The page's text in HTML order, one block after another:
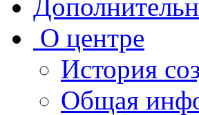
О центре
История
Общая